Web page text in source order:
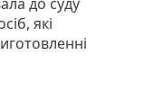
які